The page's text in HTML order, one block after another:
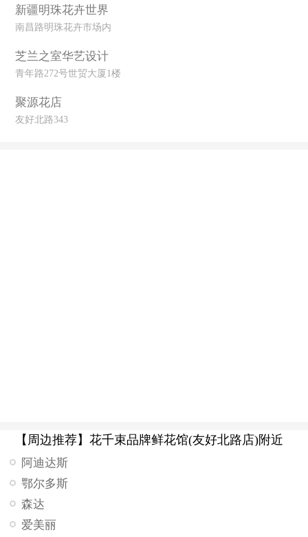
新疆明珠花卉世界
南昌路明珠花卉市场内
芝兰之室华艺设计
青年路272号世贸大厦1楼
聚源花店
友好北路343
【周边推荐】花千束品牌鲜花馆(友好北路店)附近
阿迪达斯
鄂尔多斯
森达
爱美丽